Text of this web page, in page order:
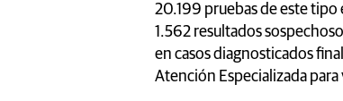
20.199 pruebas de este
1.562 resultados
en casos diagnosticados
Atención Especializada